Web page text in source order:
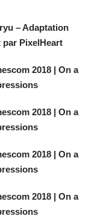
– Adaptation
par PixelHeart
2018 | On a
2018 | On a
2018 | On a
2018 | On a